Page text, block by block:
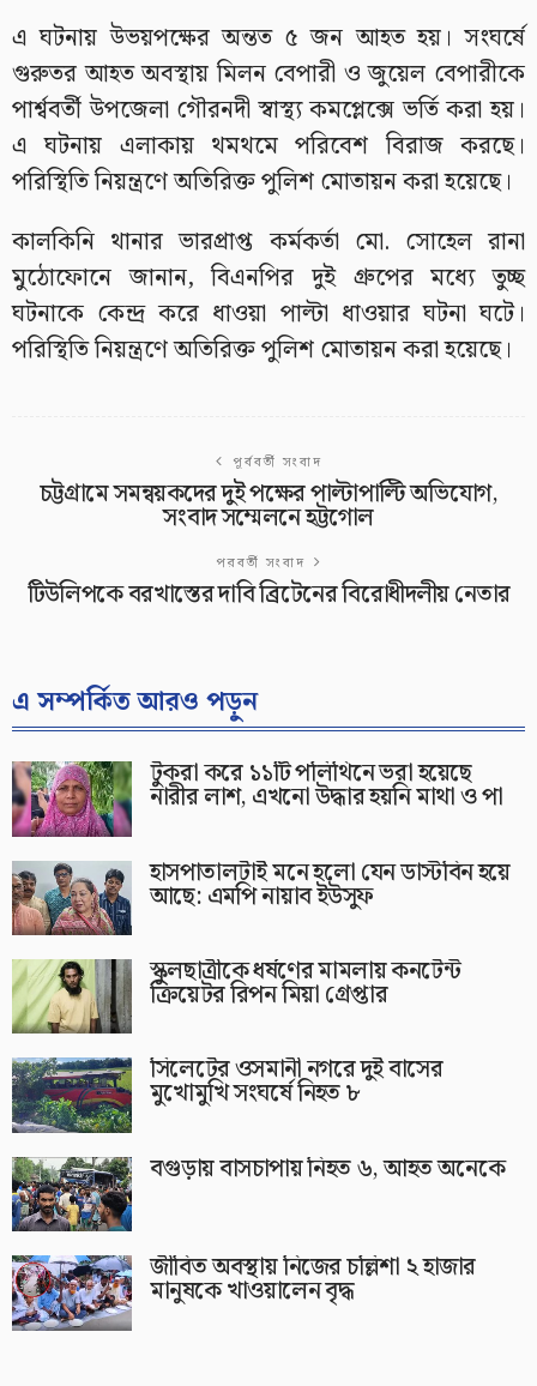
এ ঘটনায় উভয়পক্ষের অন্তত ৫ জন আহত হয়। সংঘর্ষে
গুরুতর আহত অবস্থায় মিলন বেপারী ও জুয়েল বেপারীকে
পার্শ্ববর্তী উপজেলা গৌরনদী স্বাস্থ্য কমপ্লেক্সে ভর্তি করা হয়।
এ ঘটনায় এলাকায় থমথমে পরিবেশ বিরাজ করছে।
পরিস্থিতি নিয়ন্ত্রণে অতিরিক্ত পুলিশ মোতায়ন করা হয়েছে।
কালকিনি থানার ভারপ্রাপ্ত কর্মকর্তা মো. সোহেল রানা
মুঠোফোনে জানান, বিএনপির দুই গ্রুপের মধ্যে তুচ্ছ
ঘটনাকে কেন্দ্র করে ধাওয়া পাল্টা ধাওয়ার ঘটনা ঘটে।
পরিস্থিতি নিয়ন্ত্রণে অতিরিক্ত পুলিশ মোতায়ন করা হয়েছে।
পূর্ববর্তী সংবাদ
চট্টগ্রামে সমন্বয়কদের দুই পক্ষের পাল্টাপাল্টি অভিযোগ,
সংবাদ সম্মেলনে হট্টগোল
পরবর্তী সংবাদ
টিউলিপকে বরখাস্তের দাবি ব্রিটেনের বিরোধীদলীয় নেতার
এ সম্পর্কিত আরও পড়ুন
টুকরা করে ১১টি পলিথিনে ভরা হয়েছে
নারীর লাশ, এখনো উদ্ধার হয়নি মাথা ও পা
হাসপাতালটাই মনে হলো যেন ডাস্টবিন হয়ে
আছে: এমপি নায়াব ইউসুফ
স্কুলছাত্রীকে ধর্ষণের মামলায় কনটেন্ট
ক্রিয়েটর রিপন মিয়া গ্রেপ্তার
সিলেটের ওসমানী নগরে দুই বাসের
মুখোমুখি সংঘর্ষে নিহত ৮
বগুড়ায় বাসচাপায় নিহত ৬, আহত অনেকে
জীবিত অবস্থায় নিজের চল্লিশা ২ হাজার
মানুষকে খাওয়ালেন বৃদ্ধ